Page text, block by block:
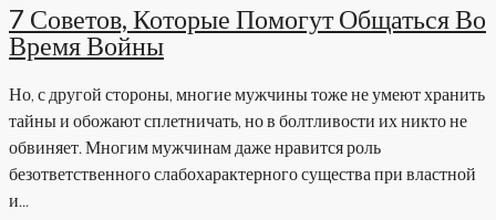
7 Советов, Которые Помогут Общаться Во
Время Войны
Но, с другой стороны, многие мужчины тоже не умеют хранить
тайны и обожают сплетничать, но в болтливости их никто не
обвиняет. Многим мужчинам даже нравится роль
безответственного слабохарактерного существа при властной
и...